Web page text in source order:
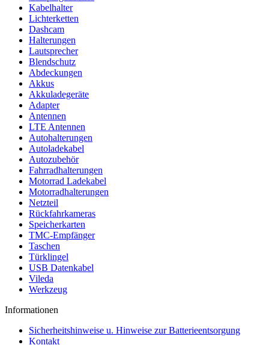
Kabelhalter
Lichterketten
Dashcam
Halterungen
Lautsprecher
Blendschutz
Abdeckungen
Akkus
Akkuladegeräte
Adapter
Antennen
LTE Antennen
Autohalterungen
Autoladekabel
Autozubehör
Fahrradhalterungen
Motorrad Ladekabel
Motorradhalterungen
Netzteil
Rückfahrkameras
Speicherkarten
TMC-Empfänger
Taschen
Türklingel
USB Datenkabel
Vileda
Werkzeug
Informationen
Sicherheitshinweise u. Hinweise zur Batterieentsorgung
Kontakt